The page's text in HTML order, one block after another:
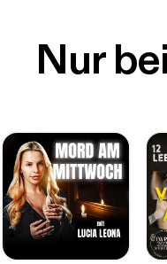
Nur